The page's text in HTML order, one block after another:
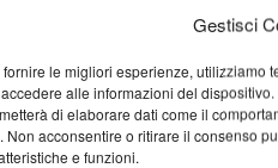
Gestisci
fornire le migliori esperienze, utilizziamo
alle informazioni del
di elaborare dati come il
Non acconsentire o ritirare il consenso
e funzioni.